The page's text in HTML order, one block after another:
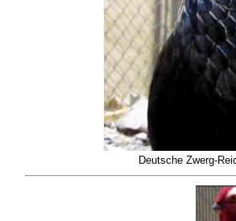
Deutsche Zwerg-